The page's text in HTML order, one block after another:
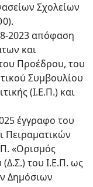
Σχολείων
2023 απόφαση
και
Προέδρου, του
Συμβουλίου
(Ι.Ε.Π.) και
έγγραφο του
Πειραματικών
«Ορισμός
του Ι.Ε.Π. ως
Δημόσιων